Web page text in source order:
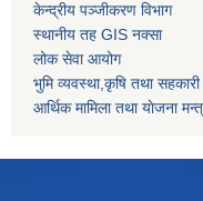
केन्द्रीय पञ्जीकरण विभाग
स्थानीय तह GIS नक्सा
लोक सेवा आयोग
भुमि व्यवस्था,कृषि तथा
आर्थिक मामिला तथा याेजना